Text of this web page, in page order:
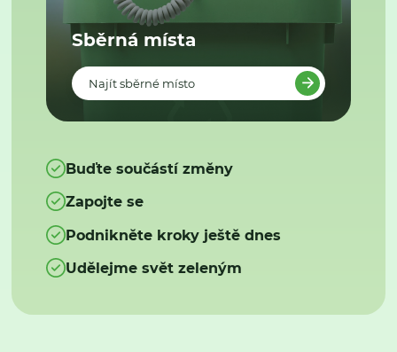
Sběrná místa
Najít sběrné místo
Buďte součástí změny
Zapojte se
Podnikněte kroky ještě dnes
Udělejme svět zeleným